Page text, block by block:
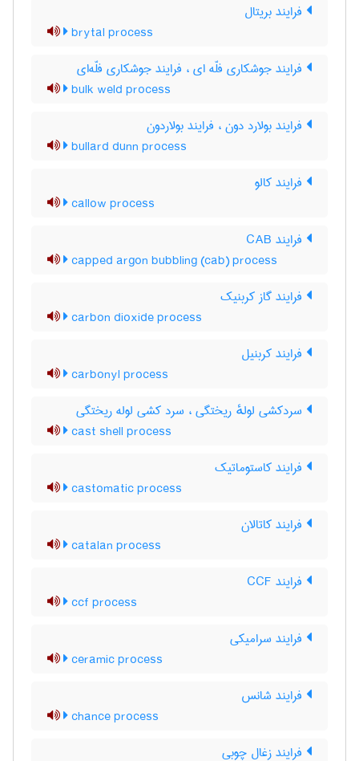
فرایند بریتال
brytal process
فرایند جوشکاری فلّه ای ، فرایند جوشکاری فلّه‌ای
bulk weld process
فرایند بولارد دون ، فرایند بولاردون
bullard dunn process
فرایند کالو
callow process
فرایند CAB
capped argon bubbling (cab) process
فرایند گاز کربنیک
carbon dioxide process
فرایند کربنیل
carbonyl process
سردکشی لولهٔ ریختگی ، سرد کشی لوله ریختگی
cast shell process
فرایند کاستوماتیک
castomatic process
فرایند کاتالان
catalan process
فرایند CCF
ccf process
فرایند سرامیکی
ceramic process
فرایند شانس
chance process
فرایند زغال چوبی